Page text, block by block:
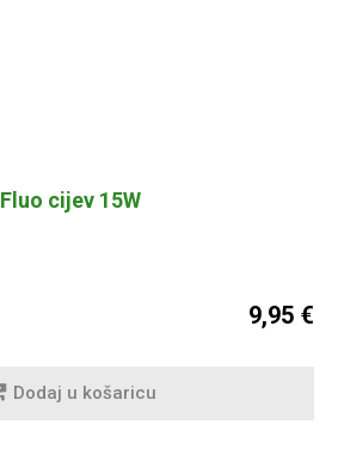
Fluo cijev 15W
9,95 €
Dodaj u košaricu